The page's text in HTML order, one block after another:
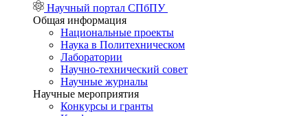
Научный портал СПбПУ
Общая информация
Национальные проекты
Наука в Политехническом
Лаборатории
Научно-технический совет
Научные журналы
Научные мероприятия
Конкурсы и гранты